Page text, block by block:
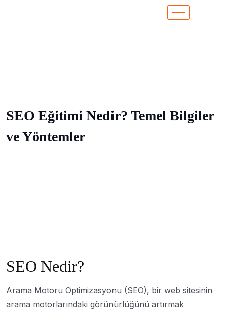
SEO Eğitimi Nedir? Temel Bilgiler
ve Yöntemler
SEO Nedir?
Arama Motoru Optimizasyonu (SEO), bir web sitesinin
arama motorlarındaki görünürlüğünü artırmak